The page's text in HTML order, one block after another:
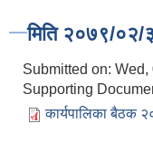
मिति २०७९/०२/
Submitted on: Wed,
Supporting
कार्यपालिका बैठक